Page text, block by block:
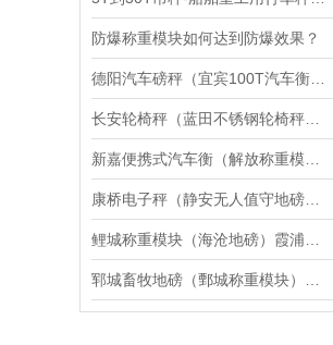
防爆称重模块如何达到防爆效果？